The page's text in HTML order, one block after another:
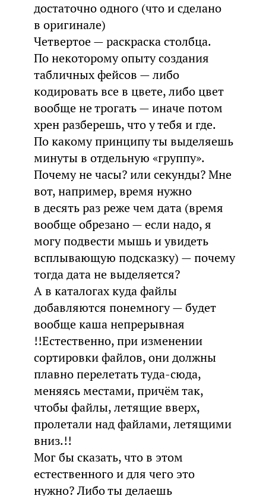
достаточно одного (что и сделано
в оригинале)
Четвертое — раскраска столбца.
По некоторому опыту создания
табличных фейсов — либо
кодировать все в цвете, либо цвет
вообще не трогать — иначе потом
хрен разберешь, что у тебя и где.
По какому принципу ты выделяешь
минуты в отдельную «группу».
Почему не часы? или секунды? Мне
вот, например, время нужно
в десять раз реже чем дата (время
вообще обрезано — если надо, я
могу подвести мышь и увидеть
всплывающую подсказку) — почему
тогда дата не выделяется?
А в каталогах куда файлы
добавляются понемногу — будет
вообще каша непрерывная
!!Естественно, при изменении
сортировки файлов, они должны
плавно перелетать туда-сюда,
меняясь местами, причём так,
чтобы файлы, летящие вверх,
пролетали над файлами, летящими
вниз.!!
Мог бы сказать, что в этом
естественного и для чего это
нужно? Либо ты делаешь